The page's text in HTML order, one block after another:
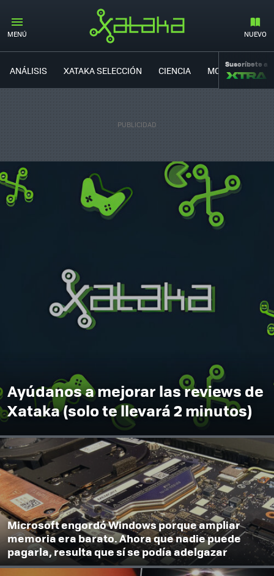
MENÚ NUEVO
ANÁLISIS XATAKA SELECCIÓN CIENCIA MOVILIDAD
Suscríbete a
Ayúdanos a mejorar las reviews de
Xataka (solo te llevará 2 minutos)
Microsoft engordó Windows porque ampliar
memoria era barato. Ahora que nadie puede
pagarla, resulta que sí se podía adelgazar